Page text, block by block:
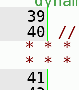
39
40
//
* * *
* *
41